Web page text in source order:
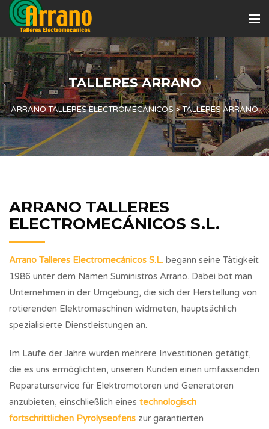
TALLERES ARRANO
ARRANO TALLERES ELECTROMECÁNICOS>TALLERES ARRANO
ARRANO TALLERES
ELECTROMECÁNICOS S.L.
Arrano Talleres Electromecánicos S.L. begann seine Tätigkeit
1986 unter dem Namen Suministros Arrano. Dabei bot man
Unternehmen in der Umgebung, die sich der Herstellung von
rotierenden Elektromaschinen widmeten, hauptsächlich
spezialisierte Dienstleistungen an.
Im Laufe der Jahre wurden mehrere Investitionen getätigt,
die es uns ermöglichten, unseren Kunden einen umfassenden
Reparaturservice für Elektromotoren und Generatoren
anzubieten, einschließlich eines technologisch
fortschrittlichen Pyrolyseofens zur garantierten